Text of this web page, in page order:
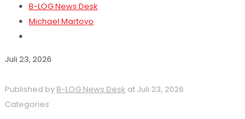
B-LOG News Desk
Michael Martoyo
Juli 23, 2026
Published by B-LOG News Desk at Juli 23, 2026
Categories